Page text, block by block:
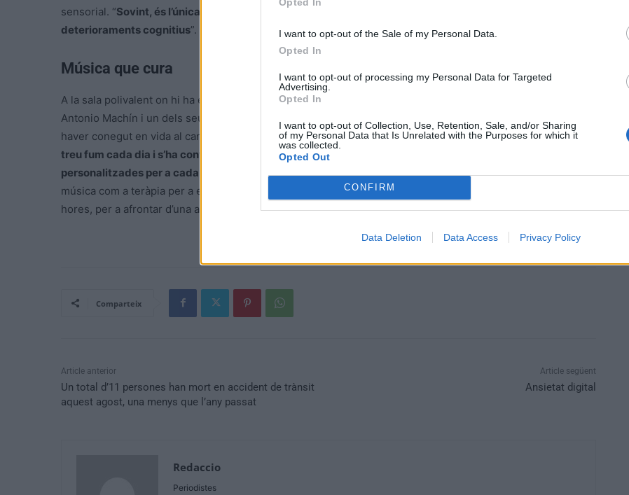
I want to opt-out of the Sale of my Personal Data.
Opted In
I want to opt-out of processing my Personal Data for Targeted
Advertising.
Opted In
I want to opt-out of Collection, Use, Retention, Sale, and/or Sharing
of my Personal Data that Is Unrelated with the Purposes for which it
was collected.
Opted Out
CONFIRM
Data Deletion Data Access Privacy Policy
sensorial. “Sovint, és l’única via de comunicació amb les persones que patixen demències i
deterioraments cognitius”.
Música que cura
A la sala polivalent on hi ha el quarter general de les educadores socials de l’hospital, sona pels altaveus
Antonio Machín i un dels seus clàssics, “Camarera de mi amor”. Tres senyores, amb l’edat suficient per a
haver conegut en vida al cantant de boleros, taral·legen la tonada amb els ulls tancats. “El nostre Spotify
treu fum cada dia i s’ha convertit en un instrument de treball imprescindible. Hem acabat fent llistes
personalitzades per a cada pacient, perquè els gustos són molt diferents”, comenten les educadores. La
música com a teràpia per a evadir-se i reconnectar amb una vida viscuda que servix de refugi, durant unes
hores, per a afrontar d’una altra manera la realitat del dia a dia.
Comparteix
Article anterior
Un total d’11 persones han mort en accident de trànsit
aquest agost, una menys que l’any passat
Article següent
Ansietat digital
Redaccio
Periodistes